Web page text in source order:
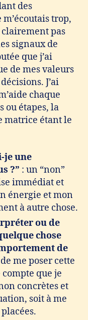
des
trop,
clairement pas
signaux de
que j’ai
de mes valeurs
J’ai
chaque
ou étapes, la
matrice étant le
je une
?” : un “non”
immédiat et
énergie et mon
à autre chose.
ou de
chose
de
me poser cette
que je
concrètes et
soit à me